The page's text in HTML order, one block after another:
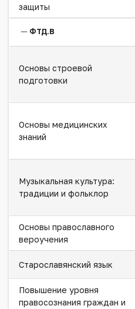
защиты
ФТД.В
Основы строевой
подготовки
Основы медицинских
знаний
Музыкальная культура:
традиции и фольклор
Основы православного
вероучения
Старославянский язык
Повышение уровня
правосознания граждан и